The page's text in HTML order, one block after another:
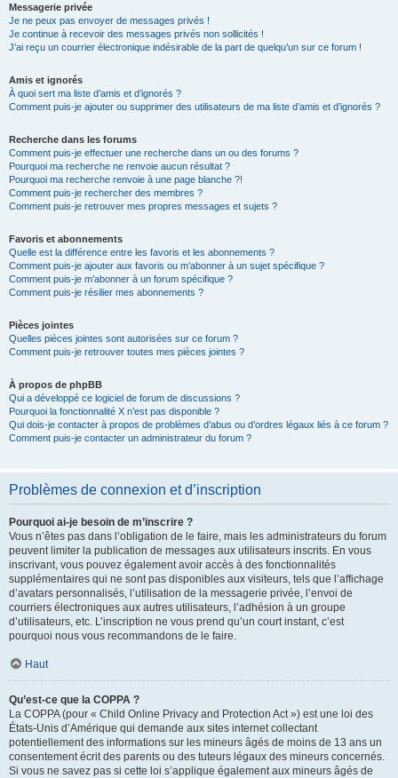
Messagerie privée
Je ne peux pas envoyer de messages privés !
Je continue à recevoir des messages privés non sollicités !
J’ai reçu un courrier électronique indésirable de la part de quelqu’un sur ce forum !
Amis et ignorés
À quoi sert ma liste d’amis et d’ignorés ?
Comment puis-je ajouter ou supprimer des utilisateurs de ma liste d’amis et d’ignorés ?
Recherche dans les forums
Comment puis-je effectuer une recherche dans un ou des forums ?
Pourquoi ma recherche ne renvoie aucun résultat ?
Pourquoi ma recherche renvoie à une page blanche ?!
Comment puis-je rechercher des membres ?
Comment puis-je retrouver mes propres messages et sujets ?
Favoris et abonnements
Quelle est la différence entre les favoris et les abonnements ?
Comment puis-je ajouter aux favoris ou m’abonner à un sujet spécifique ?
Comment puis-je m’abonner à un forum spécifique ?
Comment puis-je résilier mes abonnements ?
Pièces jointes
Quelles pièces jointes sont autorisées sur ce forum ?
Comment puis-je retrouver toutes mes pièces jointes ?
À propos de phpBB
Qui a développé ce logiciel de forum de discussions ?
Pourquoi la fonctionnalité X n’est pas disponible ?
Qui dois-je contacter à propos de problèmes d’abus ou d’ordres légaux liés à ce forum ?
Comment puis-je contacter un administrateur du forum ?
Problèmes de connexion et d’inscription
Pourquoi ai-je besoin de m’inscrire ?
Vous n’êtes pas dans l’obligation de le faire, mais les administrateurs du forum
peuvent limiter la publication de messages aux utilisateurs inscrits. En vous
inscrivant, vous pouvez également avoir accès à des fonctionnalités
supplémentaires qui ne sont pas disponibles aux visiteurs, tels que l’affichage
d’avatars personnalisés, l’utilisation de la messagerie privée, l’envoi de
courriers électroniques aux autres utilisateurs, l’adhésion à un groupe
d’utilisateurs, etc. L’inscription ne vous prend qu’un court instant, c’est
pourquoi nous vous recommandons de le faire.
Haut
Qu’est-ce que la COPPA ?
La COPPA (pour « Child Online Privacy and Protection Act ») est une loi des
États-Unis d’Amérique qui demande aux sites internet collectant
potentiellement des informations sur les mineurs âgés de moins de 13 ans un
consentement écrit des parents ou des tuteurs légaux des mineurs concernés.
Si vous ne savez pas si cette loi s’applique également aux mineurs âgés de